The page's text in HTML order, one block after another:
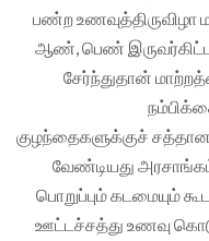
பண்ற உணவுத்திருவிழா
ஆண், பெண்
சேர்ந்துதான்
குழந்தைகளுக்குச்
வேண்டியது
பொறுப்பும் கடமையும்
ஊட்டச்சத்து உணவு